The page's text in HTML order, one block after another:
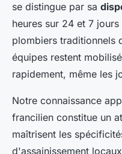
se distingue par sa
heures sur 24 et 7
plombiers traditionnels
équipes restent
rapidement, même les
Notre connaissance
francilien constitue un
maîtrisent les
d'assainissement